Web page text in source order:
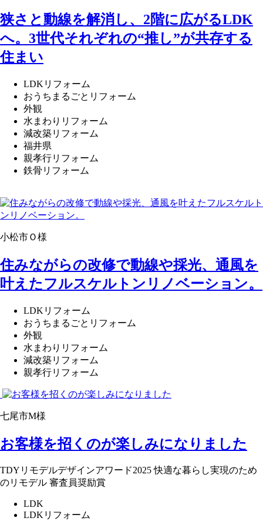
狭さと動線を解消し、2階に広がるLDK
へ。3世代それぞれの“推し”が共存する
住まい
LDKリフォーム
おうちまるごとリフォーム
外観
水まわりリフォーム
減改築リフォーム
福井県
親孝行リフォーム
鉄骨リフォーム
小松市Ｏ様
住みながらの改修で動線や採光、通風を
叶えたフルスケルトンリノベーション。
LDKリフォーム
おうちまるごとリフォーム
外観
水まわりリフォーム
減改築リフォーム
親孝行リフォーム
七尾市M様
お客様を招くのが楽しみになりました
TDYリモデルデザインアワード2025 快適な暮らし実現のため
のリモデル 審査員奨励賞
LDK
LDKリフォーム